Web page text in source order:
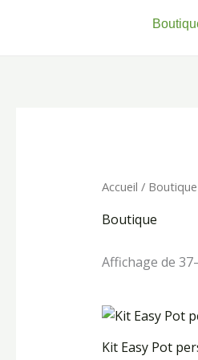
Accueil / Boutique
Boutique
Affichage de
Kit Easy Pot